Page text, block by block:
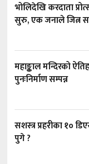
भोलिदेखि करदाता
सुरु, एक जनाले जित्न
महाङ्काल मन्दिरको
पुनःनिर्माण सम्पन्न
सशस्त्र प्रहरीका १०
पुगे ?